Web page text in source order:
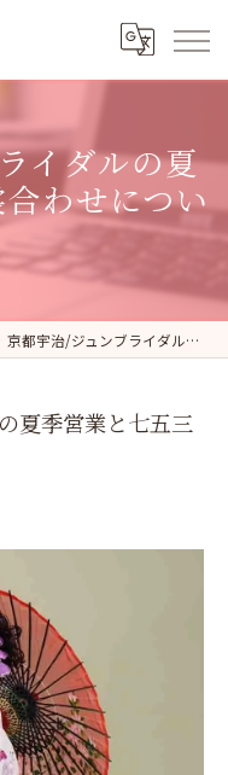
イダルの夏
わせについ
京都宇治/ジュンブライダルの夏季営業と七五三衣裳合わせについて
夏季営業と七五三